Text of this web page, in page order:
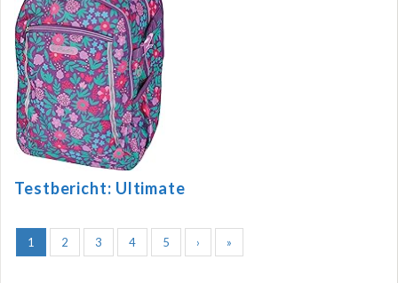
Testbericht: Ultimate
1 2 3 4 5 › »